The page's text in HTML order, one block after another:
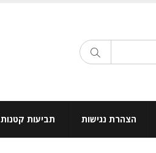
הצהרת נגישות תביעות קטנות